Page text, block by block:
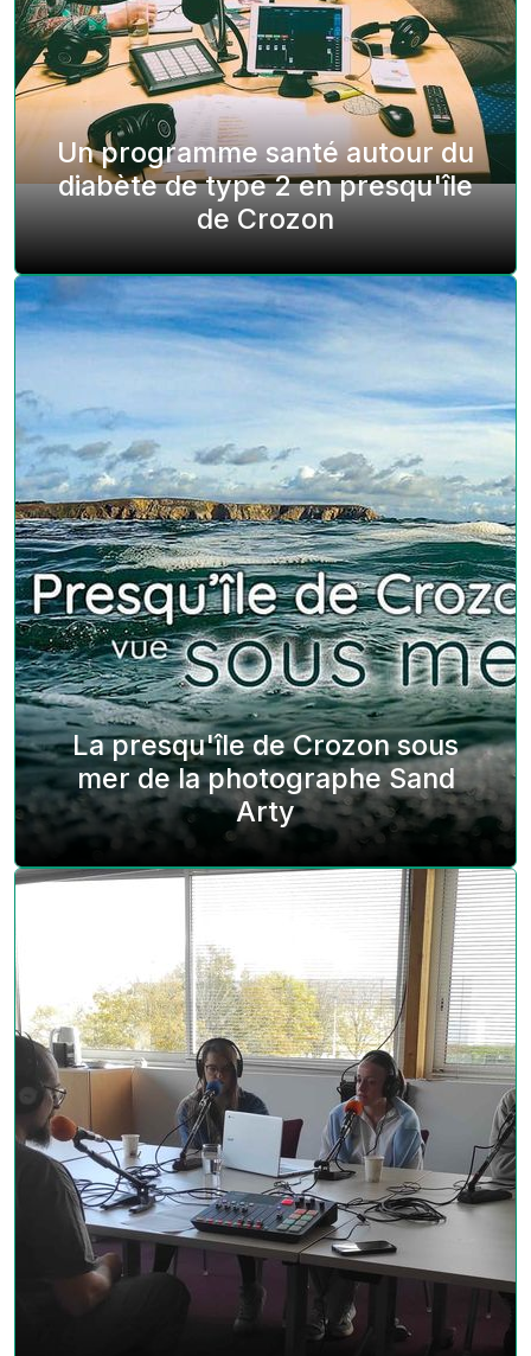
Un programme santé autour du
diabète de type 2 en presqu'île
de Crozon
La presqu'île de Crozon sous
mer de la photographe Sand
Arty